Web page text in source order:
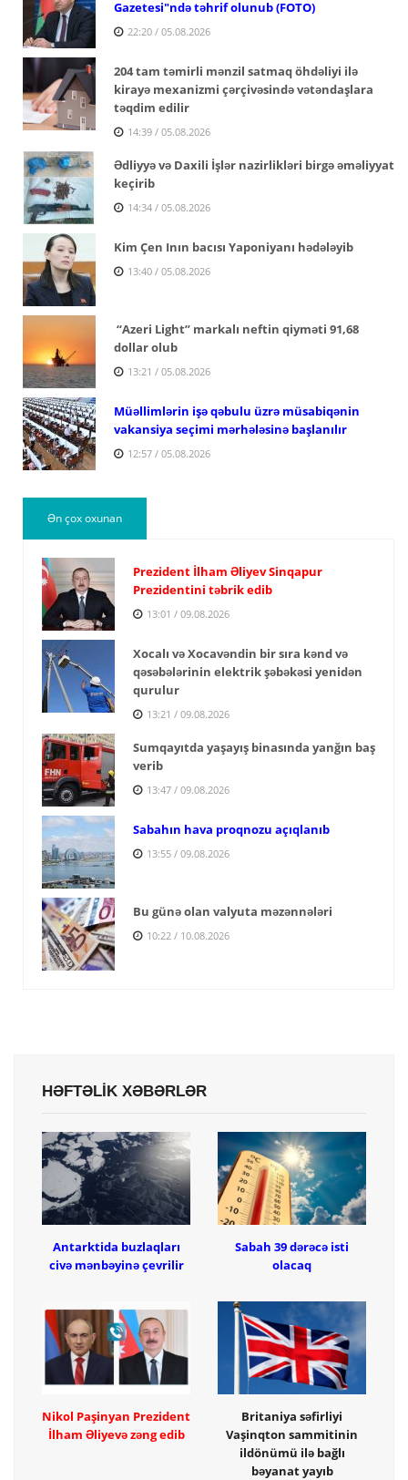
Gazetesi"ndə təhrif olunub (FOTO)
22:20 / 05.08.2026
204 tam təmirli mənzil satmaq öhdəliyi ilə
kirayə mexanizmi çərçivəsində vətəndaşlara
təqdim edilir
14:39 / 05.08.2026
Ədliyyə və Daxili İşlər nazirlikləri birgə əməliyyat
keçirib
14:34 / 05.08.2026
Kim Çen Inın bacısı Yaponiyanı hədələyib
13:40 / 05.08.2026
“Azeri Light” markalı neftin qiyməti 91,68
dollar olub
13:21 / 05.08.2026
Müəllimlərin işə qəbulu üzrə müsabiqənin
vakansiya seçimi mərhələsinə başlanılır
12:57 / 05.08.2026
Ən çox oxunan
Prezident İlham Əliyev Sinqapur
Prezidentini təbrik edib
13:01 / 09.08.2026
Xocalı və Xocavəndin bir sıra kənd və
qəsəbələrinin elektrik şəbəkəsi yenidən
qurulur
13:21 / 09.08.2026
Sumqayıtda yaşayış binasında yanğın baş
verib
13:47 / 09.08.2026
Sabahın hava proqnozu açıqlanıb
13:55 / 09.08.2026
Bu günə olan valyuta məzənnələri
10:22 / 10.08.2026
HƏFTƏLİK XƏBƏRLƏR
Antarktida buzlaqları
civə mənbəyinə çevrilir
Sabah 39 dərəcə isti
olacaq
Nikol Paşinyan Prezident
İlham Əliyevə zəng edib
Britaniya səfirliyi
Vaşinqton sammitinin
ildönümü ilə bağlı
bəyanat yayıb